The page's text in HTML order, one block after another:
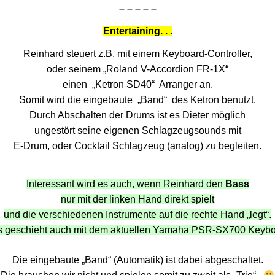
– – – – –
Entertaining. . .
Reinhard steuert z.B. mit einem Keyboard-Controller,
oder seinem „Roland V-Accordion FR-1X“
einen „Ketron SD40“ Arranger an.
Somit wird die eingebaute „Band“ des Ketron benutzt.
Durch Abschalten der Drums ist es Dieter möglich
ungestört seine eigenen Schlagzeugsounds mit
E-Drum, oder Cocktail Schlagzeug (analog) zu begleiten.
Interessant wird es auch, wenn Reinhard den Bass
nur mit der linken Hand direkt spielt
und die verschiedenen Instrumente auf die rechte Hand „legt“.
geschieht auch mit dem aktuellen Yamaha PSR-SX700
Die eingebaute „Band“ (Automatik) ist dabei abgeschaltet.